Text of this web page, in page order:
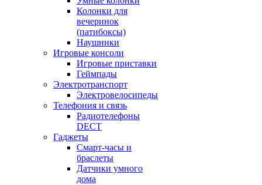
Колонки для
вечеринок
(патибоксы)
Наушники
Игровые консоли
Игровые приставки
Геймпады
Электротранспорт
Электровелосипеды
Телефония и связь
Радиотелефоны
DECT
Гаджеты
Смарт-часы и
браслеты
Датчики умного
дома